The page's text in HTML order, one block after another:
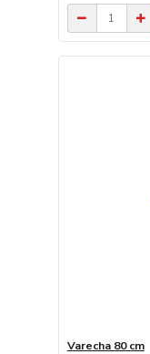
Varecha 80 cm